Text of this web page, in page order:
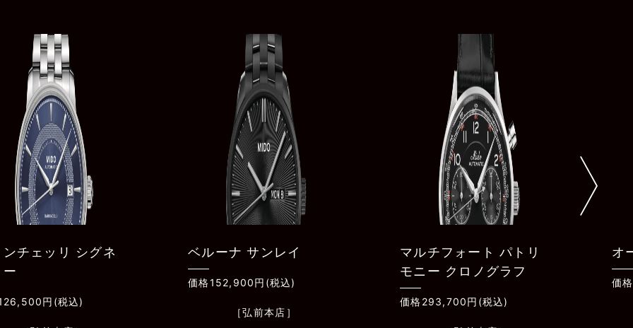
ーナ サンレイ
マルチフォート パトリ
モニー クロノグラフ
オーシャンスター GMT
コ
ョ